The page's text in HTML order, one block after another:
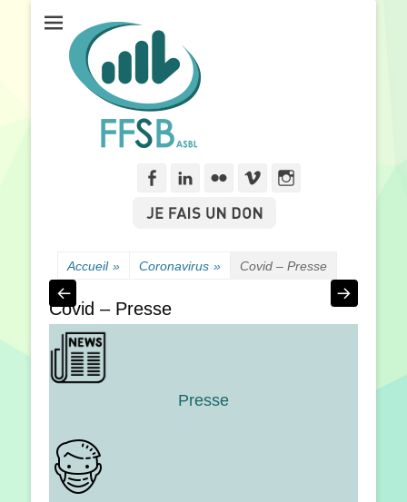
Fédération Francophone des Sourds de Belgique
FacebookLinkedln
Flickr Vimeo
Accueil » Coronavirus » Covid – Presse
Covid – Presse
Presse